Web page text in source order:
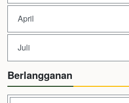
April
Juli
Berlangganan